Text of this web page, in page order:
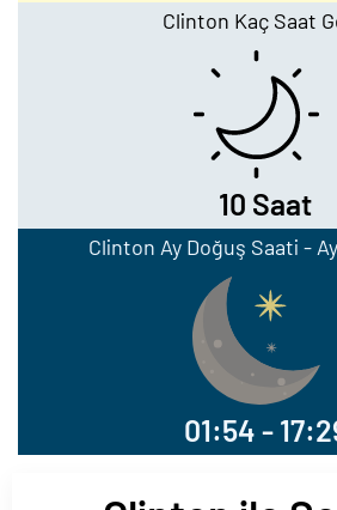
Clinton Kaç Saat
10 Saat
Clinton Ay Doğuş Saati -
01:54 -